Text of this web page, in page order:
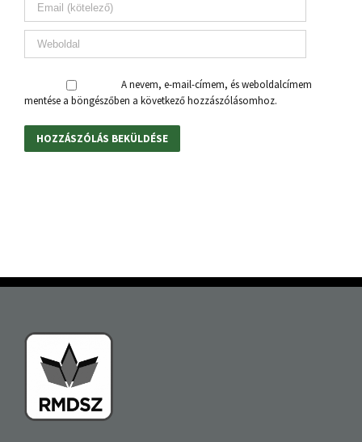
A nevem, e-mail-címem, és weboldalcímem
mentése a böngészőben a következő hozzászólásomhoz.